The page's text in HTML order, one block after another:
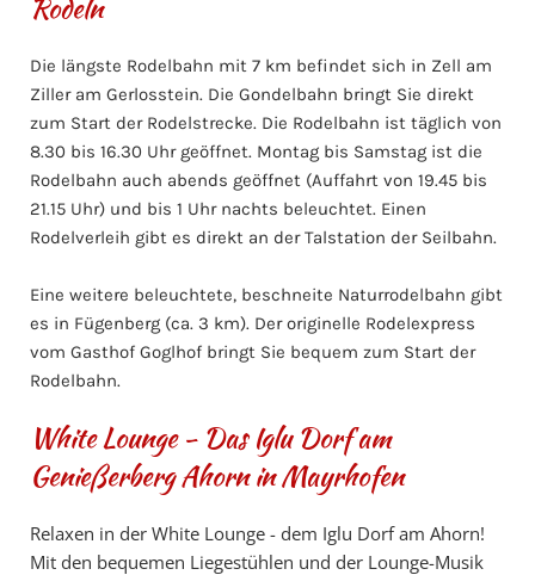
Die längste Rodelbahn mit 7 km befindet sich in Zell am
Ziller am Gerlosstein. Die Gondelbahn bringt Sie direkt
zum Start der Rodelstrecke. Die Rodelbahn ist täglich von
8.30 bis 16.30 Uhr geöffnet. Montag bis Samstag ist die
Rodelbahn auch abends geöffnet (Auffahrt von 19.45 bis
21.15 Uhr) und bis 1 Uhr nachts beleuchtet. Einen
Rodelverleih gibt es direkt an der Talstation der Seilbahn.
Eine weitere beleuchtete, beschneite Naturrodelbahn gibt
es in Fügenberg (ca. 3 km). Der originelle Rodelexpress
vom Gasthof Goglhof bringt Sie bequem zum Start der
Rodelbahn.
White Lounge - Das Iglu Dorf am
Genießerberg Ahorn in Mayrhofen
Relaxen in der White Lounge - dem Iglu Dorf am Ahorn!
Mit den bequemen Liegestühlen und der Lounge-Musik